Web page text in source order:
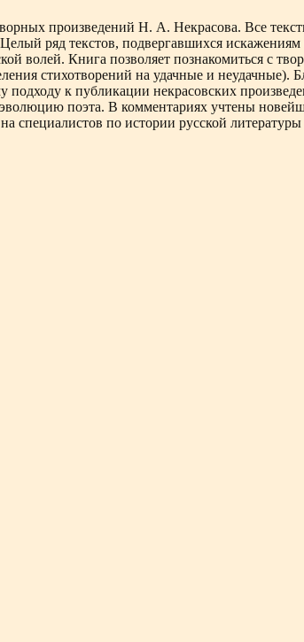
произведений Н. А. Некрасова. Все
ряд текстов, подвергавшихся
волей. Книга позволяет познакомиться с
стихотворений на удачные и неудачные).
к публикации некрасовских
поэта. В комментариях учтены
специалистов по истории русской литературы